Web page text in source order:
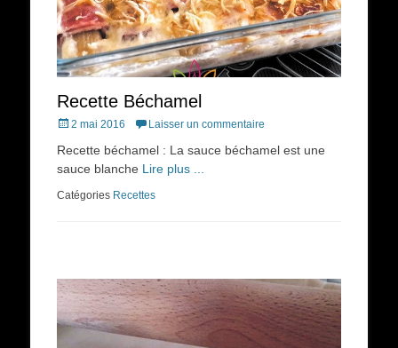
Recette Béchamel
Posted
2 mai 2016 Laisser un commentaire
Recette béchamel : La sauce béchamel est une
sauce blanche Lire plus ...
Catégories Recettes